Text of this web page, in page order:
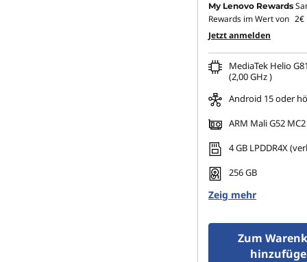
My Lenovo Rewards
Rewards im Wert von 2€
Jetzt anmelden
MediaTek Helio
(2,00 GHz )
Android 15 oder
ARM Mali G52 MC2
4 GB LPDDR4X
256 GB
Zeig mehr
Zum